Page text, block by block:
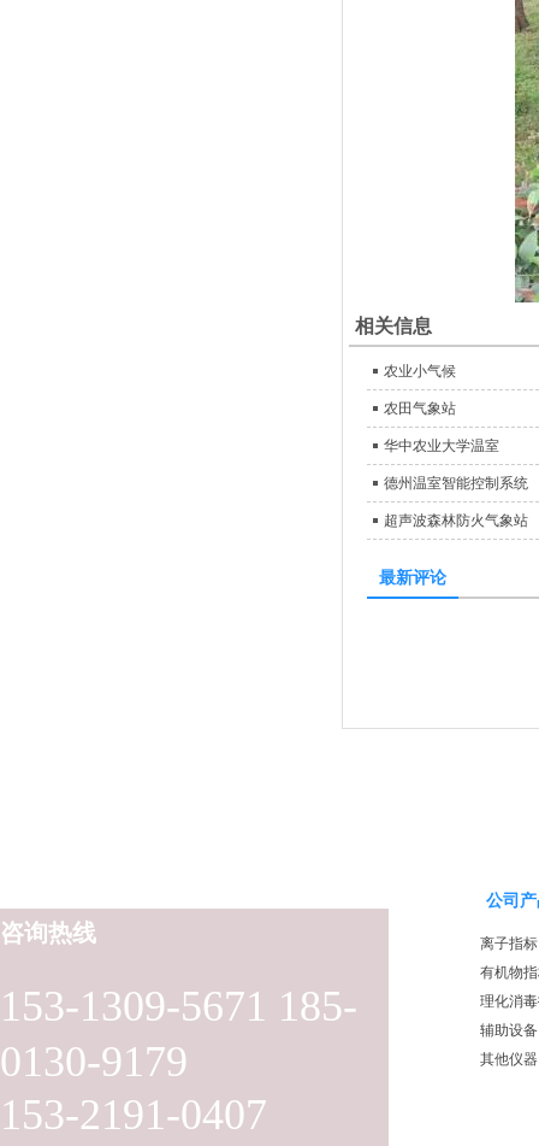
相关信息
农业小气候
农田气象站
华中农业大学温室
德州温室智能控制系统
超声波森林防火气象站
最新评论
153-1309-5671 185-
0130-9179
153-2191-0407
咨询热线
公司
离子指标
有机物
理化消
辅助设备
其他仪器